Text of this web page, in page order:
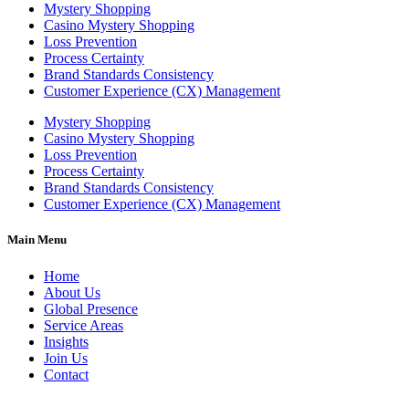
Mystery Shopping
Casino Mystery Shopping
Loss Prevention
Process Certainty
Brand Standards Consistency
Customer Experience (CX) Management
Mystery Shopping
Casino Mystery Shopping
Loss Prevention
Process Certainty
Brand Standards Consistency
Customer Experience (CX) Management
Main Menu
Home
About Us
Global Presence
Service Areas
Insights
Join Us
Contact